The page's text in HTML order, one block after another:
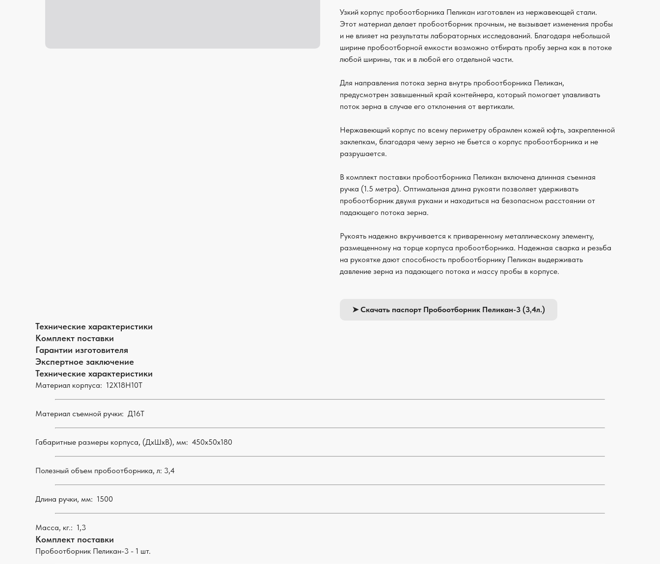
Узкий корпус пробоотборника Пеликан изготовлен из нержавеющей стали.
Этот материал делает пробоотборник прочным, не вызывает изменения пробы
и не влияет на результаты лабораторных исследований. Благодаря небольшой
ширине пробоотборной емкости возможно отбирать пробу зерна как в потоке
любой ширины, так и в любой его отдельной части.
Для направления потока зерна внутрь пробоотборника Пеликан,
предусмотрен завышенный край контейнера, который помогает улавливать
поток зерна в случае его отклонения от вертикали.
Нержавеющий корпус по всему периметру обрамлен кожей юфть, закрепленной
заклепкам, благодаря чему зерно не бьется о корпус пробоотборника и не
разрушается.
В комплект поставки пробоотборника Пеликан включена длинная съемная
ручка (1.5 метра). Оптимальная длина рукояти позволяет удерживать
пробоотборник двумя руками и находиться на безопасном расстоянии от
падающего потока зерна.
Рукоять надежно вкручивается к приваренному металлическому элементу,
размещенному на торце корпуса пробоотборника. Надежная сварка и резьба
на рукоятке дают способность пробоотборнику Пеликан выдерживать
давление зерна из падающего потока и массу пробы в корпусе.
➤ Скачать паспорт Пробоотборник Пеликан-3 (3,4л.)
Технические характеристики
Комплект поставки
Гарантии изготовителя
Экспертное заключение
Технические характеристики
Материал корпуса: 12Х18Н10Т
Материал съемной ручки: Д16Т
Габаритные размеры корпуса, (ДхШхВ), мм: 450х50х180
Полезный объем пробоотборника, л: 3,4
Длина ручки, мм: 1500
Масса, кг.: 1,3
Комплект поставки
Пробоотборник Пеликан-3 - 1 шт.